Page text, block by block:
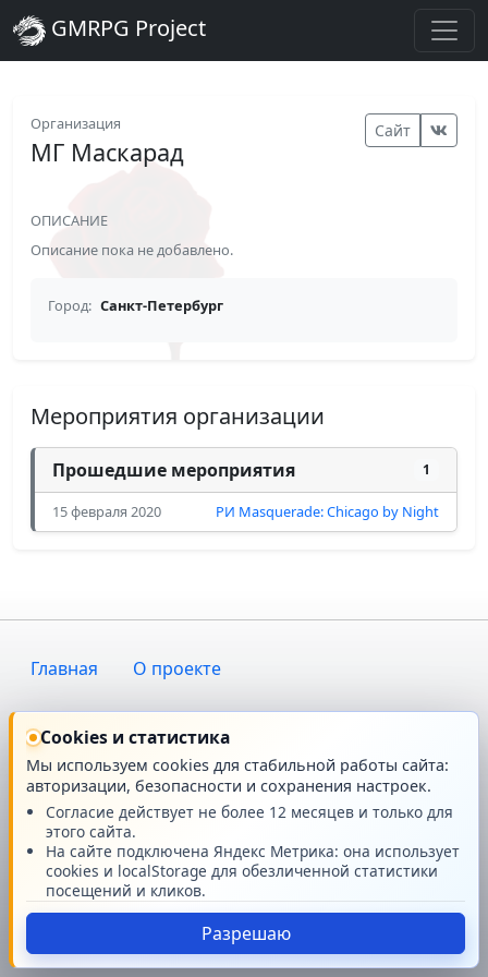
GMRPG Project
Организация
МГ Маскарад
Сайт
ОПИСАНИЕ
Описание пока не добавлено.
Город: Санкт-Петербург
Мероприятия организации
Прошедшие мероприятия 1
15 февраля 2020 РИ Masquerade: Chicago by Night
Главная О проекте
Техподдержка
Новости
Поддержать проект
© GMRPG 2007-2026
Cookies и статистика
Мы используем cookies для стабильной работы сайта:
авторизации, безопасности и сохранения настроек.
Согласие действует не более 12 месяцев и только для
этого сайта.
На сайте подключена Яндекс Метрика: она использует
cookies и localStorage для обезличенной статистики
посещений и кликов.
Разрешаю